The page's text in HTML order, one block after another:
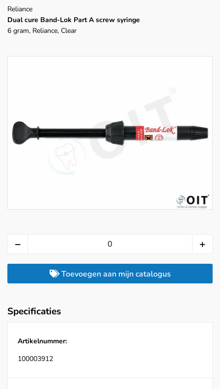
Reliance
Dual cure Band-Lok Part A screw syringe
6 gram, Reliance, Clear
Toevoegen aan mijn catalogus
Specificaties
Artikelnummer:
100003912